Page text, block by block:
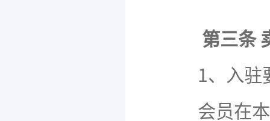
第三条
1、入驻
会员在本